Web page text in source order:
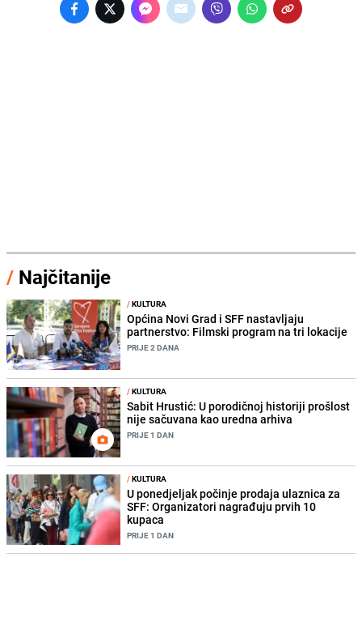
/ Najčitanije
/KULTURA
Općina Novi Grad i SFF nastavljaju
partnerstvo: Filmski program na tri lokacije
PRIJE 2 DANA
/KULTURA
Sabit Hrustić: U porodičnoj historiji prošlost
nije sačuvana kao uredna arhiva
PRIJE 1 DAN
/KULTURA
U ponedjeljak počinje prodaja ulaznica za
SFF: Organizatori nagrađuju prvih 10
kupaca
PRIJE 1 DAN